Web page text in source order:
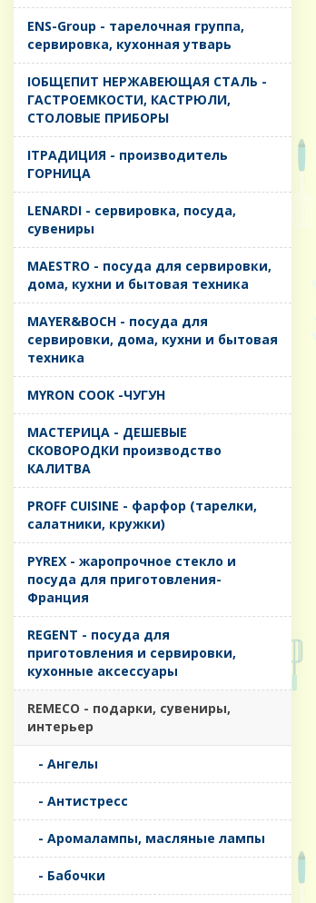
ENS-Group - тарелочная группа,
сервировка, кухонная утварь
IОБЩЕПИТ НЕРЖАВЕЮЩАЯ СТАЛЬ -
ГАСТРОЕМКОСТИ, КАСТРЮЛИ,
СТОЛОВЫЕ ПРИБОРЫ
IТРАДИЦИЯ - производитель
ГОРНИЦА
LENARDI - сервировка, посуда,
сувениры
MAESTRO - посуда для сервировки,
дома, кухни и бытовая техника
MAYER&BOCH - посуда для
сервировки, дома, кухни и бытовая
техника
MYRON COOK -ЧУГУН
MАСТЕРИЦА - ДЕШЕВЫЕ
СКОВОРОДКИ производство
КАЛИТВА
PROFF CUISINE - фарфор (тарелки,
салатники, кружки)
PYREX - жаропрочное стекло и
посуда для приготовления-
Франция
REGENT - посуда для
приготовления и сервировки,
кухонные аксессуары
REMECO - подарки, сувениры,
интерьер
- Ангелы
- Антистресс
- Аромалампы, масляные лампы
- Бабочки